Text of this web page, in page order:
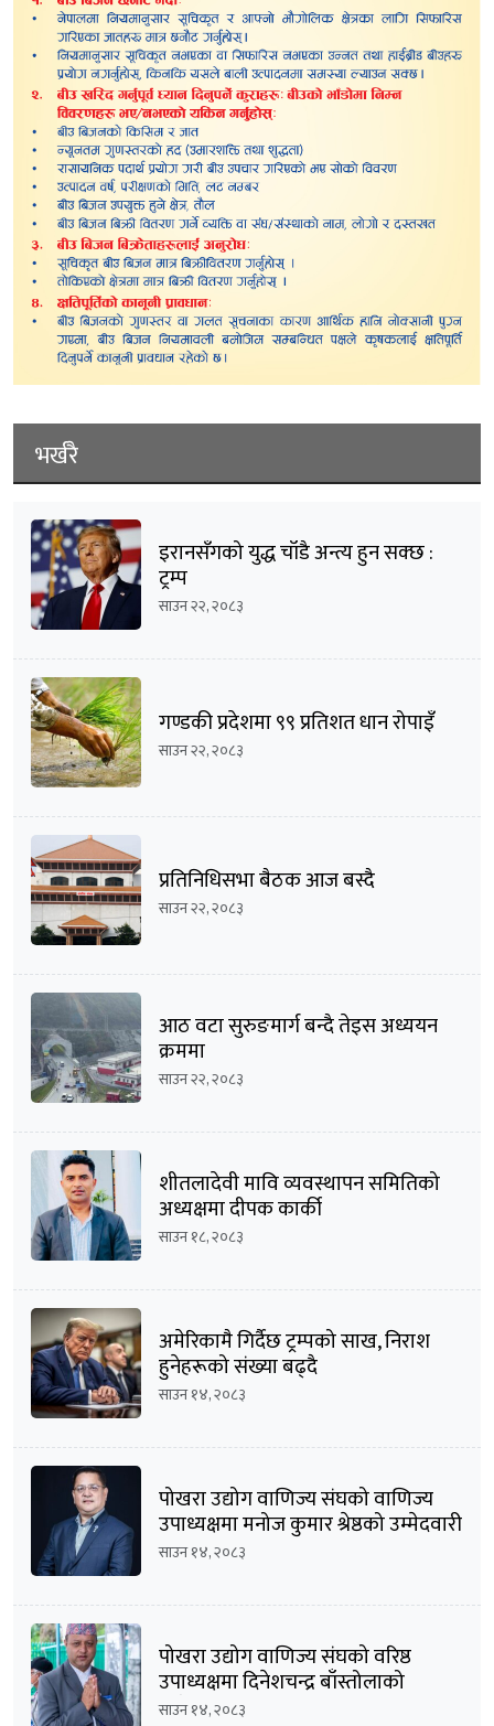
भर्खरै
इरानसँगको युद्ध चाँडै अन्त्य हुन सक्छ :
ट्रम्प
साउन २२, २०८३
गण्डकी प्रदेशमा ९९ प्रतिशत धान रोपाइँ
साउन २२, २०८३
प्रतिनिधिसभा बैठक आज बस्दै
साउन २२, २०८३
आठ वटा सुरुङमार्ग बन्दै तेइस अध्ययन
क्रममा
साउन २२, २०८३
शीतलादेवी मावि व्यवस्थापन समितिको
अध्यक्षमा दीपक कार्की
साउन १८, २०८३
अमेरिकामै गिर्दैछ ट्रम्पको साख, निराश
हुनेहरूको संख्या बढ्दै
साउन १४, २०८३
पोखरा उद्योग वाणिज्य संघको वाणिज्य
उपाध्यक्षमा मनोज कुमार श्रेष्ठको उम्मेदवारी
घोषणा
साउन १४, २०८३
पोखरा उद्योग वाणिज्य संघको वरिष्ठ
उपाध्यक्षमा दिनेशचन्द्र बाँस्तोलाको
उम्मेदवारी घोषणा
साउन १४, २०८३